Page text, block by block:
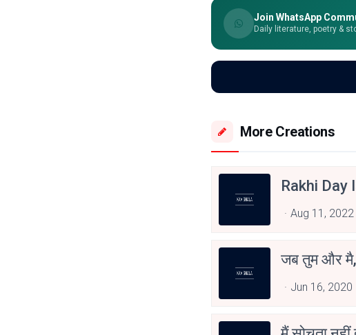
Join WhatsApp
Daily literature, poetry &
More Creations
Rakhi Day
Aug 11, 2022
जब तुम और
Jun 16, 2020